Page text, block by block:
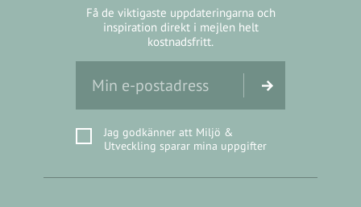
Få de viktigaste uppdateringarna och
inspiration direkt i mejlen helt
kostnadsfritt.
Jag godkänner att Miljö &
Utveckling sparar mina uppgifter